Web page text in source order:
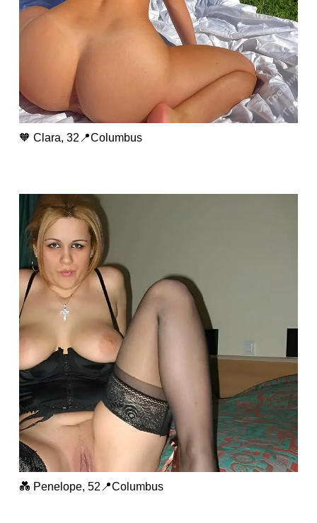
🧡 Clara, 32📍Columbus
💑 Penelope, 52📍Columbus